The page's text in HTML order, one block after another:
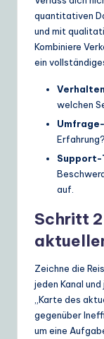
quantitativen
und mit
Kombiniere
ein
welchen
auf.
Schritt
Zeichne die
jeden Kanal
„Karte des
gegenüber
um eine